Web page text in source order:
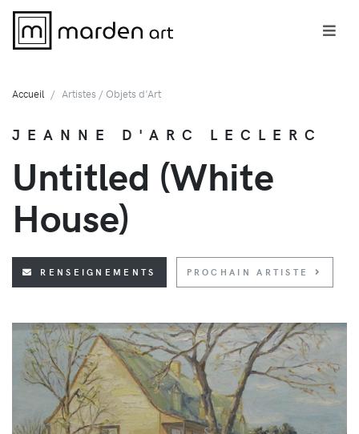
Accueil Artistes / Objets d'Art
JEANNE D'ARC LECLERC
Untitled (White
House)
RENSEIGNEMENTS PROCHAIN ARTISTE